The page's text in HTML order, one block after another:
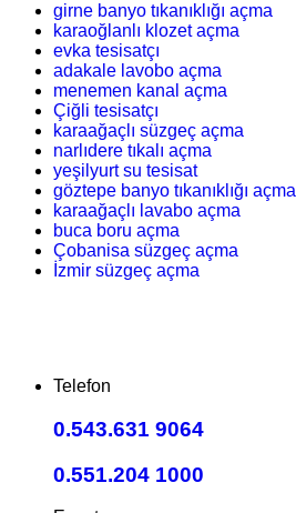
girne banyo tıkanıklığı açma
karaoğlanlı klozet açma
evka tesisatçı
adakale lavobo açma
menemen kanal açma
Çiğli tesisatçı
karaağaçlı süzgeç açma
narlıdere tıkalı açma
yeşilyurt su tesisat
göztepe banyo tıkanıklığı açma
karaağaçlı lavabo açma
buca boru açma
Çobanisa süzgeç açma
İzmir süzgeç açma
Telefon
0.543.631 9064
0.551.204 1000